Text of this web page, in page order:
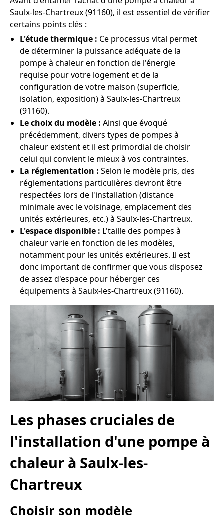
Saulx-les-Chartreux (91160), il est essentiel de vérifier
certains points clés :
L'étude thermique : Ce processus vital permet
de déterminer la puissance adéquate de la
pompe à chaleur en fonction de l'énergie
requise pour votre logement et de la
configuration de votre maison (superficie,
isolation, exposition) à Saulx-les-Chartreux
(91160).
Le choix du modèle : Ainsi que évoqué
précédemment, divers types de pompes à
chaleur existent et il est primordial de choisir
celui qui convient le mieux à vos contraintes.
La réglementation : Selon le modèle pris, des
réglementations particulières devront être
respectées lors de l'installation (distance
minimale avec le voisinage, emplacement des
unités extérieures, etc.) à Saulx-les-Chartreux.
L'espace disponible : L'taille des pompes à
chaleur varie en fonction de les modèles,
notamment pour les unités extérieures. Il est
donc important de confirmer que vous disposez
de assez d'espace pour héberger ces
équipements à Saulx-les-Chartreux (91160).
Les phases cruciales de
l'installation d'une pompe à
chaleur à Saulx-les-
Chartreux
Choisir son modèle